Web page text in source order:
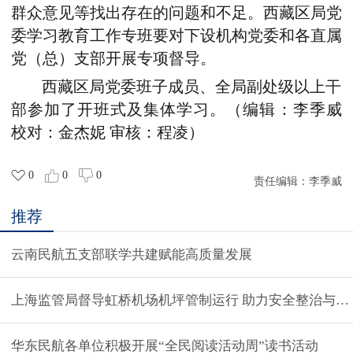
群众意见等找出存在的问题和不足。 西藏区局党
委学习教育工作专班要对下设机构党委和各直属
党（总）支部开展专项督导。
西藏区局党委班子成员、全局副处级以上干
部参加了开班式及集体学习。
（编辑：李季威
校对：金杰妮 审核：程凌）
0 0 0
责任编辑： 李季威
推荐
云南民航五支部联学共建赋能高质量发展
上海监管局督导虹桥机场机坪管制运行 助力安全整治与
华东民航各单位积极开展“全民阅读活动周”读书活动